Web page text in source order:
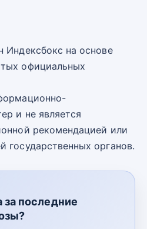
Индексбокс на основе
официальных
и не является
рекомендацией или
государственных органов.
за последние